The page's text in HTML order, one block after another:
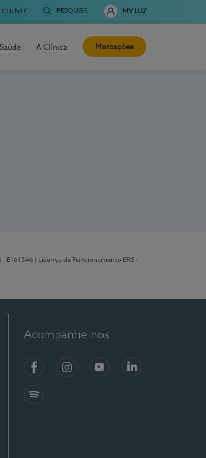
PESQUISA MY LUZ
A Clínica Marcações
- E161546
| Licença de Funcionamento ERS -
Acompanhe-nos